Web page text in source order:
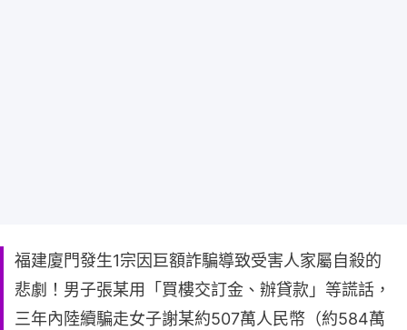
福建廈門發生1宗因巨額詐騙導致受害人家屬自殺的
悲劇！男子張某用「買樓交訂金、辦貸款」等謊話，
三年內陸續騙走女子謝某約507萬人民幣（約584萬